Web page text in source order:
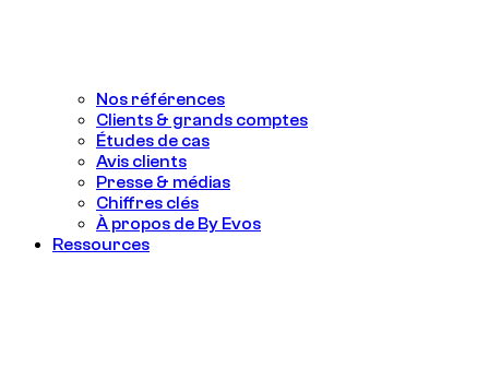
Nos références
Clients & grands comptes
Études de cas
Avis clients
Presse & médias
Chiffres clés
À propos de By Evos
Ressources